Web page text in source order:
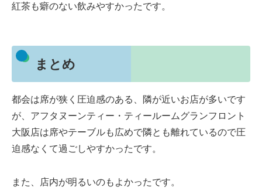
紅茶も癖のない飲みやすかったです。
まとめ
都会は席が狭く圧迫感のある、隣が近いお店が多いです
が、アフタヌーンティー・ティールームグランフロント
大阪店は席やテーブルも広めで隣とも離れているので圧
迫感なくて過ごしやすかったです。
また、店内が明るいのもよかったです。